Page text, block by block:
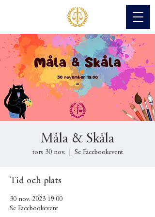
Måla & Skåla
tors 30 nov. Se Facebookevent
Tid och plats
30 nov. 2023 19:00
Se Facebookevent